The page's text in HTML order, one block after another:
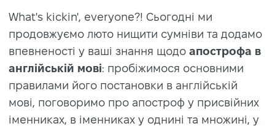
What's kickin', everyone?! Сьогодні ми
продовжуємо люто нищити сумніви та додамо
впевненості у ваші знання щодо апострофа в
англійській мові: пробіжимося основними
правилами його постановки в англійській
мові, поговоримо про апостроф у присвійних
іменниках, в іменниках у однині та множині, у